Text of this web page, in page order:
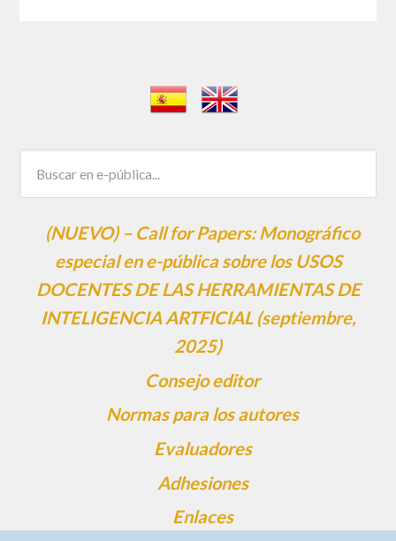
(NUEVO) – Call for Papers: Monográfico
especial en e-pública sobre los USOS
DOCENTES DE LAS HERRAMIENTAS DE
INTELIGENCIA ARTFICIAL (septiembre,
2025)
Consejo editor
Normas para los autores
Evaluadores
Adhesiones
Enlaces